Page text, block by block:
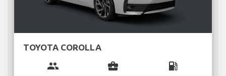
TOYOTA COROLLA
group business_center local_gas_station